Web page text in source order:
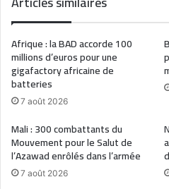
Afrique : la BAD accorde 100
millions d’euros pour une
gigafactory africaine de
batteries
7 août 2026
Mali : 300 combattants du
Mouvement pour le Salut de
l’Azawad enrôlés dans l’armée
7 août 2026